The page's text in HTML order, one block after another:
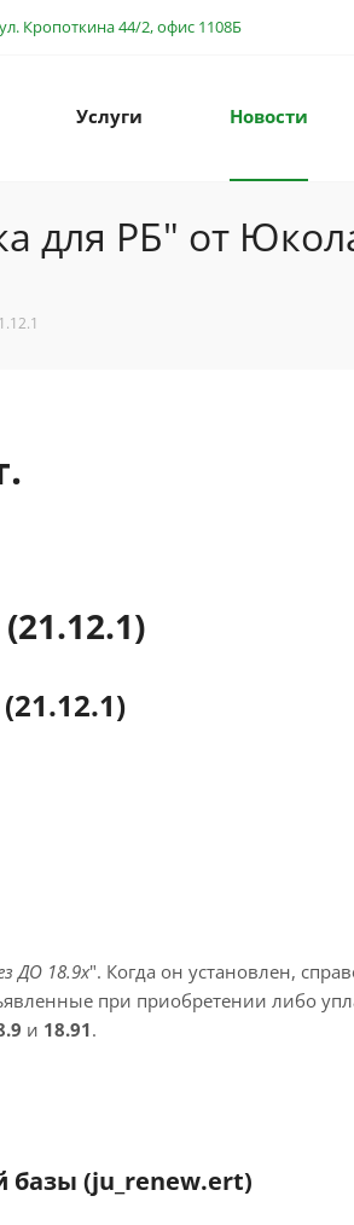
Кропоткина 44/2, офис 1108Б
Услуги Новости
для РБ" от
ДО 18.9х". Когда он установлен,
при приобретении либо
и 18.91.
базы (ju_renew.ert)